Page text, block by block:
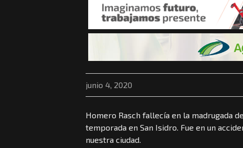
junio 4, 2020
Homero Rasch fallecía en la madrugada
temporada en San Isidro. Fue en un
nuestra ciudad.